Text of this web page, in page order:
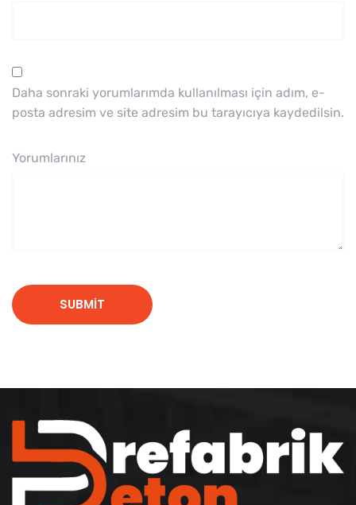
Daha sonraki yorumlarımda kullanılması için adım, e-
posta adresim ve site adresim bu tarayıcıya kaydedilsin.
Yorumlarınız